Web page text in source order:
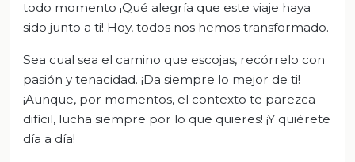
todo momento ¡Qué alegría que este viaje haya
sido junto a ti! Hoy, todos nos hemos transformado.
Sea cual sea el camino que escojas, recórrelo con
pasión y tenacidad. ¡Da siempre lo mejor de ti!
¡Aunque, por momentos, el contexto te parezca
difícil, lucha siempre por lo que quieres! ¡Y quiérete
día a día!